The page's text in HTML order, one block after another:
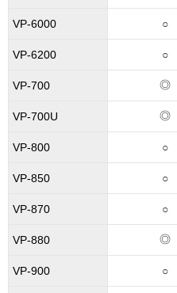
VP-6000 ○
VP-6200 ○
VP-700 ◎
VP-700U ◎
VP-800 ○
VP-850 ○
VP-870 ○
VP-880 ◎
VP-900 ○